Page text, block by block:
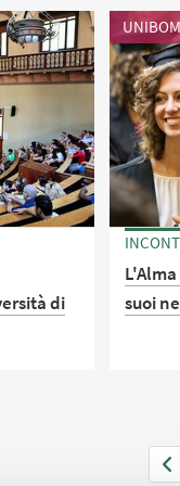
oltre che
per la
e
mesi,
per
di
suoi
ciclo: